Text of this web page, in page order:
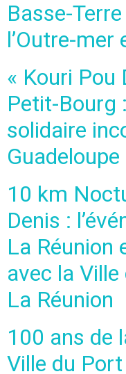
Basse-
l’Outre-mer
« Kouri Pou
Petit-Bourg
solidaire
10 km
Denis :
La Réunion
avec la
La Réunion
100 ans de
Ville du